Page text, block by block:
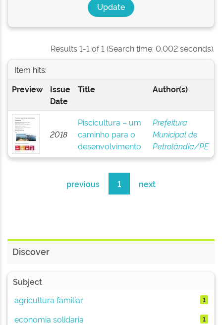
Results 1-1 of 1 (Search time: 0.002 seconds).
Item hits:
Preview
Issue
Date
Title Author(s)
2018
Piscicultura – um
caminho para o
desenvolvimento
Prefeitura
Municipal de
Petrolândia/PE
previous 1 next
Discover
Subject
agricultura familiar
1
economia solidaria 1